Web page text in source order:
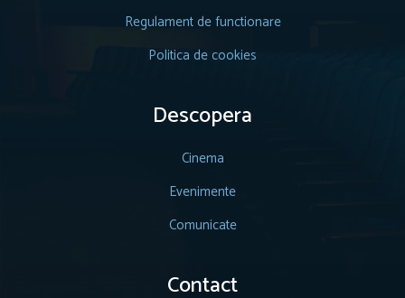
Regulament de functionare
Politica de cookies
Descopera
Cinema
Evenimente
Comunicate
Contact